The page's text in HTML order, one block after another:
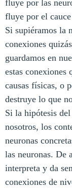
fluye por las
fluye por el
Si supiéramos la
conexiones
guardamos en
estas conexiones
causas físicas, o
destruye lo que
Si la hipótesis
nosotros, los
neuronas
las neuronas. De
interpreta y da
conexiones de